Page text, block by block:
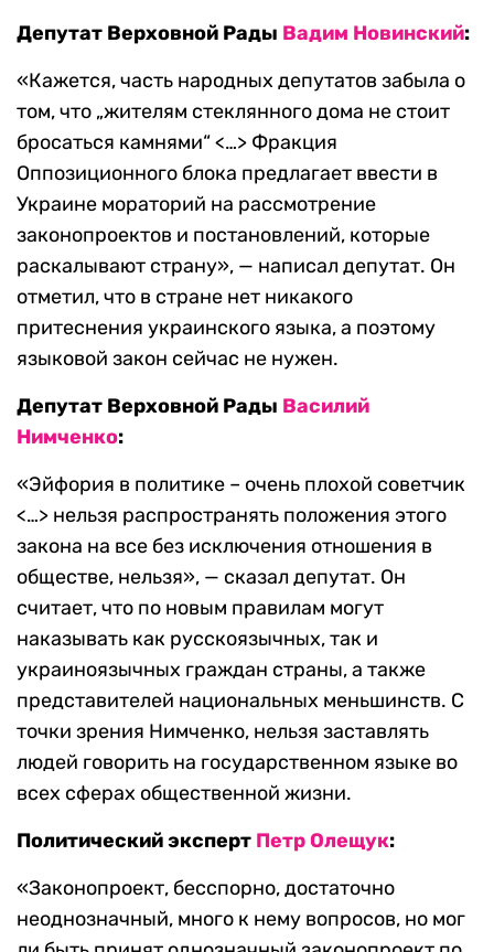
Депутат Верховной Рады Вадим Новинский:
«Кажется, часть народных депутатов забыла о
том, что „жителям стеклянного дома не стоит
бросаться камнями“ <…> Фракция
Оппозиционного блока предлагает ввести в
Украине мораторий на рассмотрение
законопроектов и постановлений, которые
раскалывают страну», — написал депутат. Он
отметил, что в стране нет никакого
притеснения украинского языка, а поэтому
языковой закон сейчас не нужен.
Депутат Верховной Рады Василий
Нимченко:
«Эйфория в политике – очень плохой советчик
<…> нельзя распространять положения этого
закона на все без исключения отношения в
обществе, нельзя», — сказал депутат. Он
считает, что по новым правилам могут
наказывать как русскоязычных, так и
украиноязычных граждан страны, а также
представителей национальных меньшинств. С
точки зрения Нимченко, нельзя заставлять
людей говорить на государственном языке во
всех сферах общественной жизни.
Политический эксперт Петр Олещук:
«Законопроект, бесспорно, достаточно
неоднозначный, много к нему вопросов, но мог